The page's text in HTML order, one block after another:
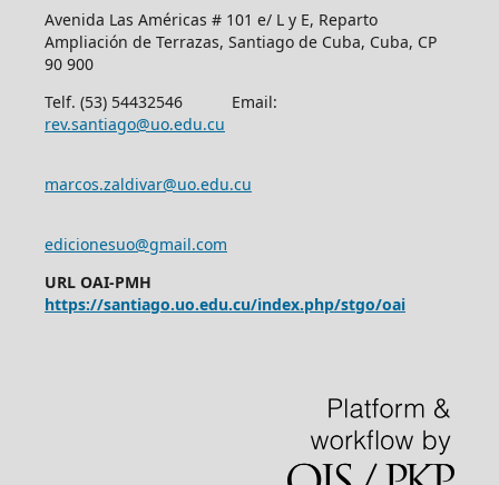
Avenida Las Américas # 101 e/ L y E, Reparto
Ampliación de Terrazas, Santiago de Cuba, Cuba, CP
90 900
Telf. (53) 54432546 Email:
rev.santiago@uo.edu.cu
marcos.zaldivar@uo.edu.cu
edicionesuo@gmail.com
URL OAI-PMH
https://santiago.uo.edu.cu/index.php/stgo/oai